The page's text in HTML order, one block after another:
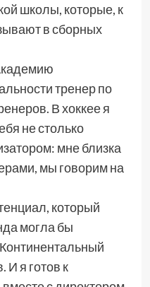
школы, которые, к
в сборных
тренер по
В хоккее я
не столько
мне близка
мы говорим на
который
могла бы
И я готов к